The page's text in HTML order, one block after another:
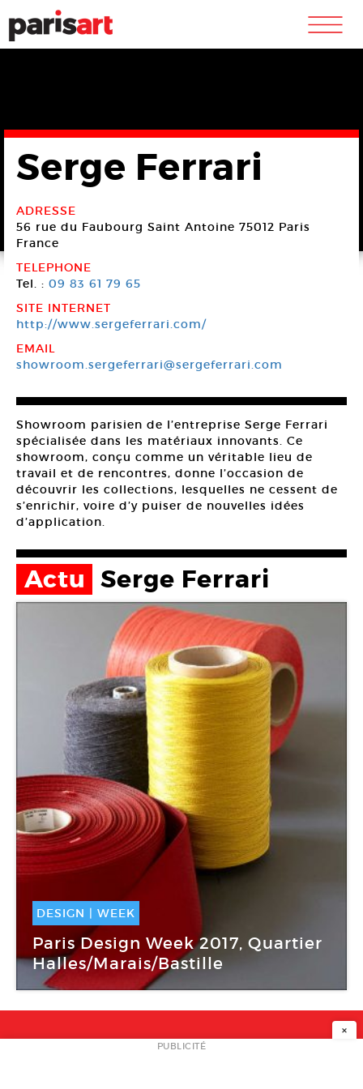
m
Serge Ferrari
ADRESSE
56 rue du Faubourg Saint Antoine 75012 Paris
France
TELEPHONE
Tel. : 09 83 61 79 65
SITE INTERNET
http://www.sergeferrari.com/
EMAIL
showroom.sergeferrari@sergeferrari.com
Showroom parisien de l’entreprise Serge Ferrari
spécialisée dans les matériaux innovants. Ce
showroom, conçu comme un véritable lieu de
travail et de rencontres, donne l’occasion de
découvrir les collections, lesquelles ne cessent de
s’enrichir, voire d’y puiser de nouvelles idées
d’application.
Actu Serge Ferrari
DESIGN WEEK
08 Sep -16 Sep 2017
Paris Design Week 2017, Quartier
Halles/Marais/Bastille
Serge Ferrari
NEWSLETTER
×
PUBLICITÉ